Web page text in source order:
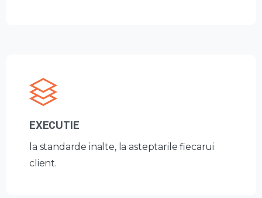
EXECUTIE
la standarde inalte, la asteptarile fiecarui
client.